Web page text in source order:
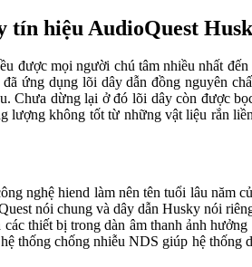
tín hiệu AudioQuest
được mọi người chú tâm nhiều nhất
ứng dụng lõi dây dẫn đồng nguyên
Chưa dừng lại ở đó lõi dây còn được
lượng không tốt từ những vật liệu rắn
nghệ hiend làm nên tên tuổi lâu năm
nói chung và dây dẫn Husky nói
thiết bị trong dàn âm thanh ảnh
thống chống nhiễu NDS giúp hệ